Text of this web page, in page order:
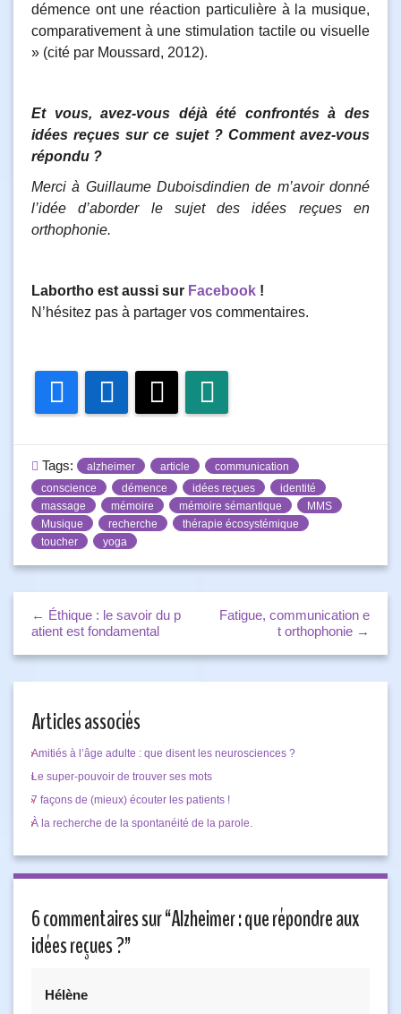
démence ont une réaction particulière à la musique,
comparativement à une stimulation tactile ou visuelle
» (cité par Moussard, 2012).
Et vous, avez-vous déjà été confrontés à des
idées reçues sur ce sujet ? Comment avez-vous
répondu ?
Merci à Guillaume Duboisdindien de m’avoir donné
l’idée d’aborder le sujet des idées reçues en
orthophonie.
Labortho est aussi sur Facebook !
N’hésitez pas à partager vos commentaires.
Tags: alzheimer article
communication
conscience
démence idées reçues
identité
massage
mémoire mémoire sémantique
MMS
Musique
recherche
thérapie écosystémique
toucher
yoga
← Éthique : le savoir du p
atient est fondamental
Fatigue, communication e
t orthophonie →
Articles associés
Amitiés à l’âge adulte : que disent les neurosciences ?
Le super-pouvoir de trouver ses mots
7 façons de (mieux) écouter les patients !
À la recherche de la spontanéité de la parole.
6 commentaires sur “Alzheimer : que répondre aux
idées reçues ?”
Hélène